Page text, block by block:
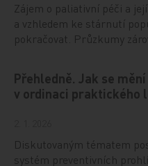
Zájem o paliativní péči a
a vzhledem ke stárnutí
pokračovat. Průzkumy
Přehledně. Jak se
v ordinaci praktického
Diskutovaným tématem
systém preventivních